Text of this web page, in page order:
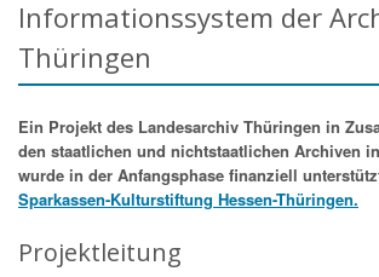
Informationssystem der
Thüringen
Ein Projekt des Landesarchiv Thüringen in
den staatlichen und nichtstaatlichen Archiven
wurde in der Anfangsphase finanziell
Sparkassen-Kulturstiftung Hessen-Thüringen.
Projektleitung